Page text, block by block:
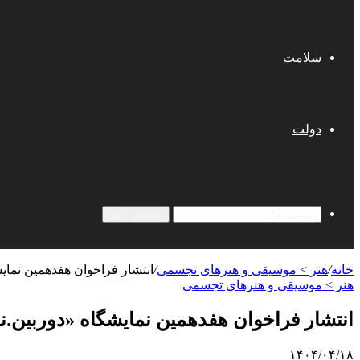
سلامت
دولت
خانه/هنر > موسیقی و هنرهای تجسمی/ انتشار فراخوان هفدهمین
هنر > موسیقی و هنرهای تجسمی
انتشار فراخوان هفدهمین نمایشگاه
۱۴۰۴/۰۴/۱۸